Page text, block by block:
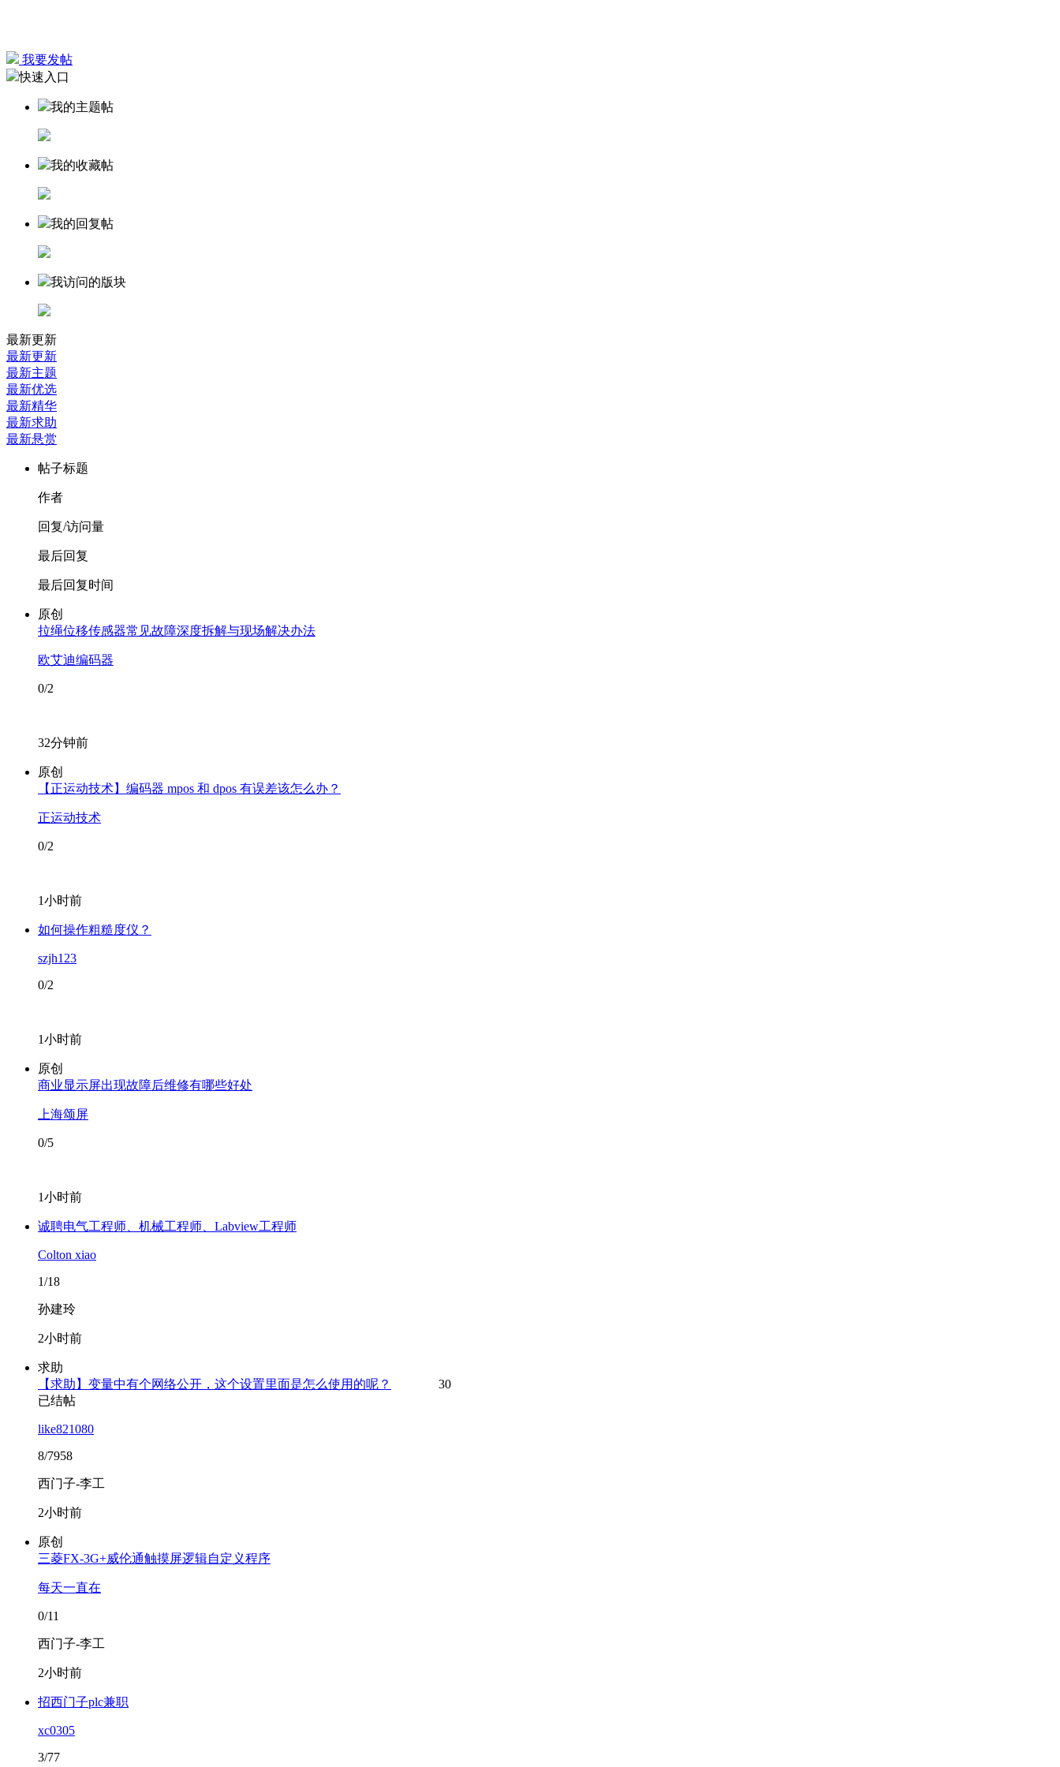
我要发帖
快速入口
我的主题帖
我的收藏帖
我的回复帖
我访问的版块
最新更新
最新更新
最新主题
最新优选
最新精华
最新求助
最新悬赏
帖子标题
作者
回复/访问量
最后回复
最后回复时间
原创
拉绳位移传感器常见故障深度拆解与现场解决办法
欧艾迪编码器
0/2
32分钟前
原创
【​正运动技术】编码器 mpos 和 dpos 有误差该怎么办？
正运动技术
0/2
1小时前
如何操作粗糙度仪？
szjh123
0/2
1小时前
原创
商业显示屏出现故障后维修有哪些好处
上海颂屏
0/5
1小时前
诚聘电气工程师、机械工程师、Labview工程师
Colton xiao
1/18
孙建玲
2小时前
求助
【求助】变量中有个网络公开，这个设置里面是怎么使用的呢？
30
已结帖
like821080
8/7958
西门子-李工
2小时前
原创
三菱FX-3G+威伦通触摸屏逻辑自定义程序
每天一直在
0/11
西门子-李工
2小时前
招西门子plc兼职
xc0305
3/77